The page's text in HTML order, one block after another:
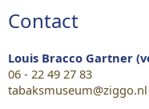
Contact
Louis Bracco Gartner
06 - 22 49 27 83
tabaksmuseum@ziggo.nl